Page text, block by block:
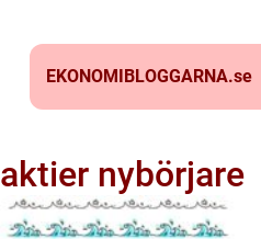
EKONOMIBLOGGARNA.se
aktier nybörjare